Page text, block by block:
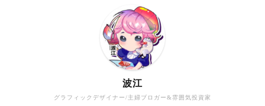
グラフィックデザイナー/主婦ブロガー&雰囲気投資家
波江